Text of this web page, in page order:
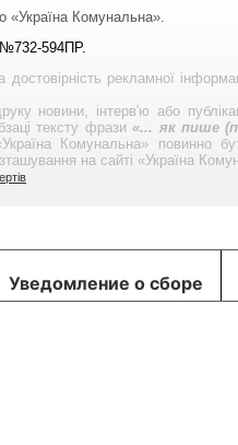
«Україна Комунальна».
№732-594ПР.
достовірність рекламної
новини, інтерв'ю або
тексту фрази«... як пише
Комунальна» повинно
на сайті «Україна
Уведомление о сборе